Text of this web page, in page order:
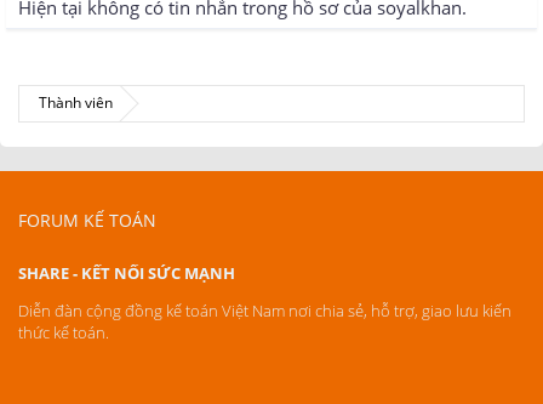
Hiện tại không có tin nhắn trong hồ sơ của soyalkhan.
Thành viên
FORUM KẾ TOÁN
SHARE - KẾT NỐI SỨC MẠNH
Diễn đàn cộng đồng kế toán Việt Nam nơi chia sẻ, hỗ trợ, giao lưu kiến
thức kế toán.